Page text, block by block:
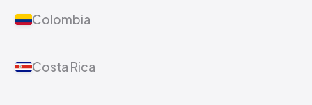
Colombia
Costa Rica